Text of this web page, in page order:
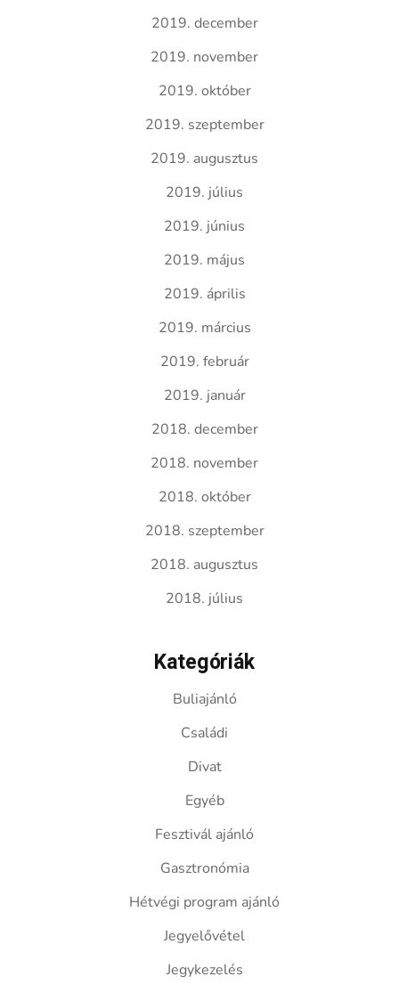
2019. december
2019. november
2019. október
2019. szeptember
2019. augusztus
2019. július
2019. június
2019. május
2019. április
2019. március
2019. február
2019. január
2018. december
2018. november
2018. október
2018. szeptember
2018. augusztus
2018. július
Kategóriák
Buliajánló
Családi
Divat
Egyéb
Fesztivál ajánló
Gasztronómia
Hétvégi program ajánló
Jegyelővétel
Jegykezelés